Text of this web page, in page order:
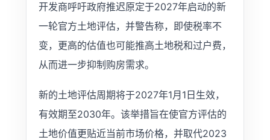
开发商呼吁政府推迟原定于2027年启动的新
一轮官方土地评估，并警告称，即使税率不
变，更高的估值也可能推高土地税和过户费，
从而进一步抑制购房需求。
新的土地评估周期将于2027年1月1日生效，
有效期至2030年。该举措旨在使官方评估的
土地价值更贴近当前市场价格，并取代2023